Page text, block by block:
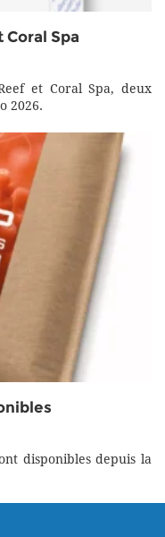
Spa
et Coral Spa, deux
2026.
disponibles depuis la